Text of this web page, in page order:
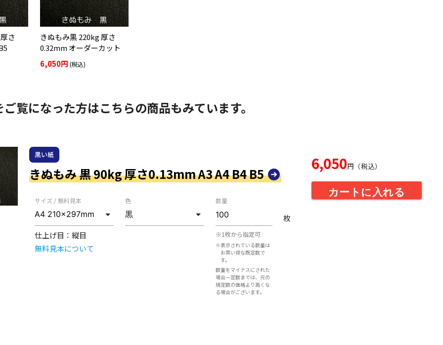
さ
きぬもみ黒 220kg 厚さ
0.32mm オーダーカット
6,050円(税込)
覧になった方はこちらの商品もみています。
黒い紙
きぬもみ 黒 90kg 厚さ0.13mm A3 A4 B4 B5
サイズ / 無料見本
仕上げ目： 縦目
無料見本について
色 数量
※1枚から指定可
※表示されている数量は
お買い得な既定数で
す。
数量をマイナスにされた
場合一定数までは、元の
規定数の価格より高くな
る場合がございます。
枚
6,050円（税込）
カートに入れる